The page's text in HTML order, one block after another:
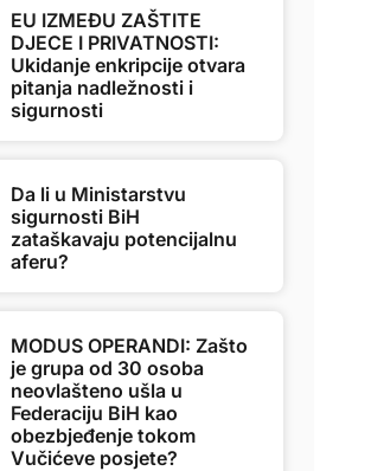
EU IZMEĐU ZAŠTITE
DJECE I PRIVATNOSTI:
Ukidanje enkripcije otvara
pitanja nadležnosti i
sigurnosti
Da li u Ministarstvu
sigurnosti BiH
zataškavaju potencijalnu
aferu?
MODUS OPERANDI: Zašto
je grupa od 30 osoba
neovlašteno ušla u
Federaciju BiH kao
obezbjeđenje tokom
Vučićeve posjete?